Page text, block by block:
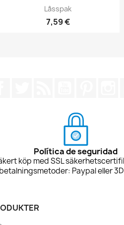
 Snabbvy
Låsspak
7,59 €
Política de seguridad
köp med SSL
betalningsmetoder: Paypal eller